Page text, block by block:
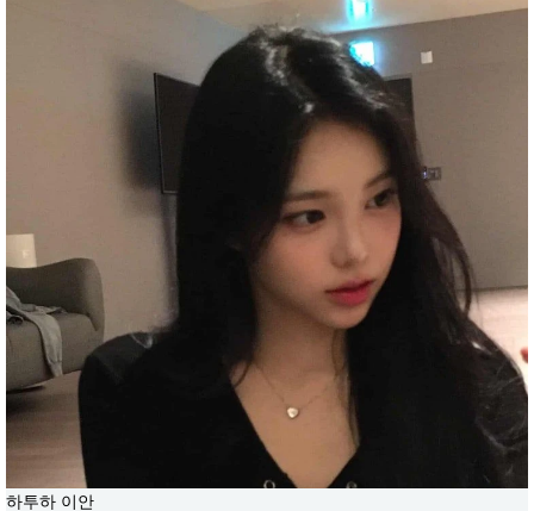
하투하 이안